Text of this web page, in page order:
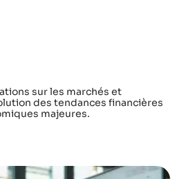
sur les marchés et
des tendances financières
majeures.